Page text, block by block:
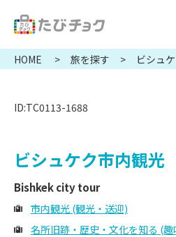
HOME 旅を探す ビシュ
ID:TC0113-1688
ビシュケク市内観光
Bishkek city tour
市内観光 (観光・送迎)
名所旧跡・歴史・文化を知る (